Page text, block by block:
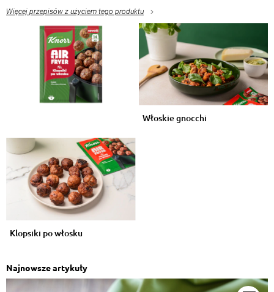
Więcej przepisów z użyciem tego produktu
Włoskie gnocchi
Klopsiki po włosku
Najnowsze artykuły